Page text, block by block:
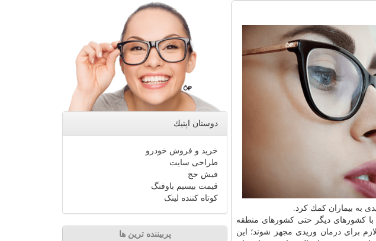
به بیماران كمك كرد.
كشورهای دیگر حتی كشورهای منطقه
برایدرمان وریدی مجهز شوند؛ این
دوستان اپتیك
خرید و فروش خودرو
طراحی سایت
فیش حج
قیمت بیسیم باوفنگ
کوتاه کننده لینک
پربیننده ترین ها